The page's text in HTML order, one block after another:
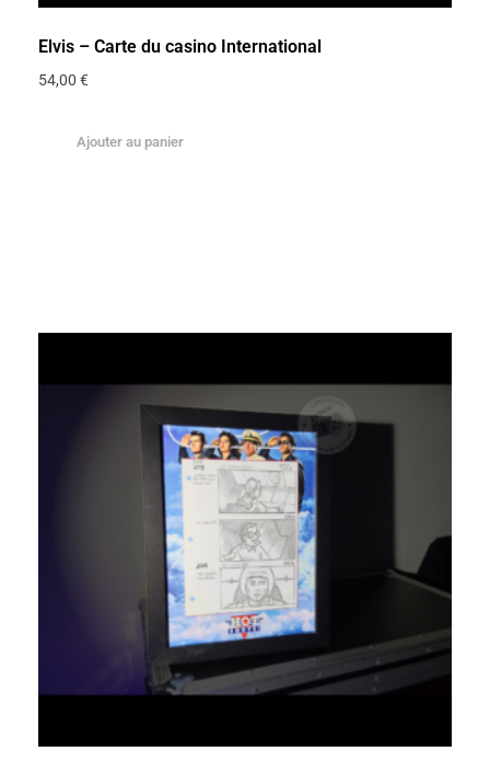
Elvis – Carte du casino International
54,00 €
Ajouter au panier